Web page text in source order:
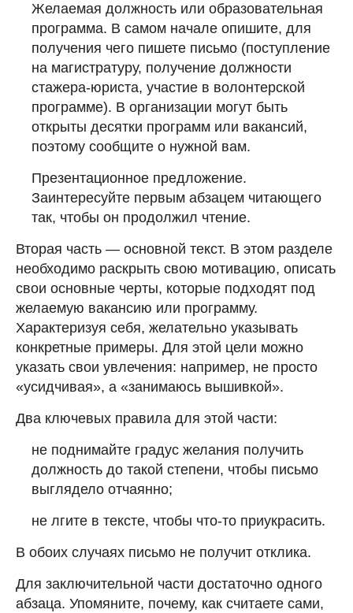
Желаемая должность или образовательная
программа. В самом начале опишите, для
получения чего пишете письмо (поступление
на магистратуру, получение должности
стажера-юриста, участие в волонтерской
программе). В организации могут быть
открыты десятки программ или вакансий,
поэтому сообщите о нужной вам.
Презентационное предложение.
Заинтересуйте первым абзацем читающего
так, чтобы он продолжил чтение.
Вторая часть — основной текст. В этом разделе
необходимо раскрыть свою мотивацию, описать
свои основные черты, которые подходят под
желаемую вакансию или программу.
Характеризуя себя, желательно указывать
конкретные примеры. Для этой цели можно
указать свои увлечения: например, не просто
«усидчивая», а «занимаюсь вышивкой».
Два ключевых правила для этой части:
не поднимайте градус желания получить
должность до такой степени, чтобы письмо
выглядело отчаянно;
не лгите в тексте, чтобы что-то приукрасить.
В обоих случаях письмо не получит отклика.
Для заключительной части достаточно одного
абзаца. Упомяните, почему, как считаете сами,